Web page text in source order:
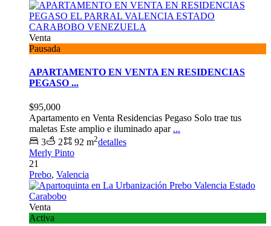
Venta
Pausada
APARTAMENTO EN VENTA EN RESIDENCIAS
PEGASO ...
$95,000
Apartamento en Venta Residencias Pegaso Solo trae tus
maletas Este amplio e iluminado apar ...
3
2 92 m2detalles
Merly Pinto
21
Prebo, Valencia
Venta
Activa